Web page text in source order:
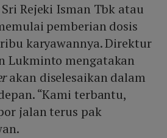
Rejeki Isman Tbk atau
pemberian dosis
karyawannya. Direktur
Lukminto mengatakan
akan diselesaikan dalam
“Kami terbantu,
jalan terus pak